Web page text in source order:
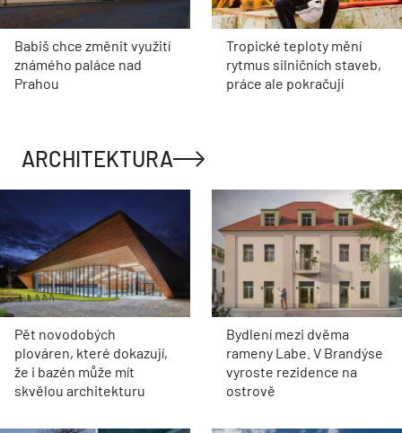
Babiš chce změnit využití
známého paláce nad
Prahou
Tropické teploty mění
rytmus silničních staveb,
práce ale pokračují
ARCHITEKTURA
Pět novodobých
plováren, které dokazují,
že i bazén může mít
skvělou architekturu
Bydlení mezi dvěma
rameny Labe. V Brandýse
vyroste rezidence na
ostrově